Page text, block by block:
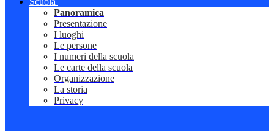
Panoramica
Presentazione
I luoghi
Le persone
I numeri della scuola
Le carte della scuola
Organizzazione
La storia
Privacy